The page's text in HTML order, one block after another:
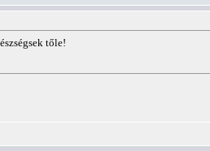
tőle!